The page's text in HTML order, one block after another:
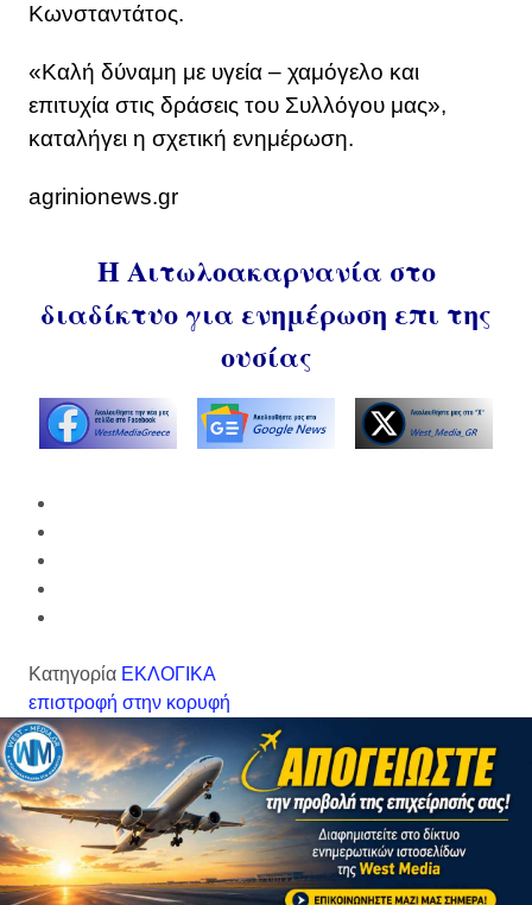
Κωνσταντάτος.
«Καλή δύναμη με υγεία – χαμόγελο και
επιτυχία στις δράσεις του Συλλόγου μας»,
καταλήγει η σχετική ενημέρωση.
agrinionews.gr
Η Αιτωλοακαρνανία στο
διαδίκτυο για ενημέρωση επι της
ουσίας
Κατηγορία ΕΚΛΟΓΙΚΑ
επιστροφή στην κορυφή